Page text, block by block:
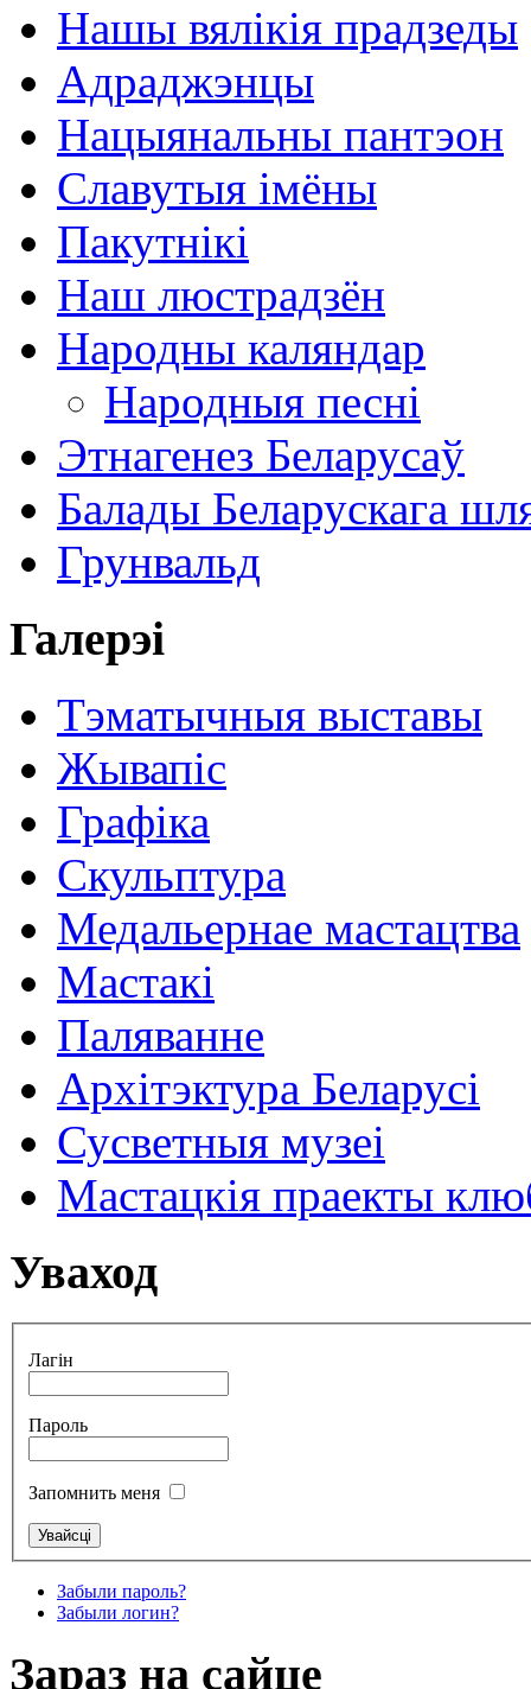
Нашы вялікія прадзеды
Адраджэнцы
Нацыянальны пантэон
Славутыя імёны
Пакутнікі
Наш люстрадзён
Народны каляндар
Народныя песні
Этнагенез Беларусаў
Балады Беларускага
Грунвальд
Галерэі
Тэматычныя выставы
Жывапіс
Графіка
Скульптура
Медальернае мастацтва
Мастакі
Паляванне
Архітэктура Беларусі
Сусветныя музеі
Мастацкія праекты
Уваход
Лагін
Пароль
Запомнить меня
Забыли пароль?
Забыли логин?
Зараз на сайце